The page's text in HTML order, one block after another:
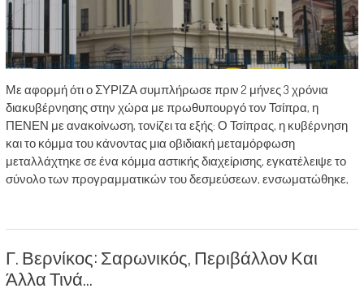
Με αφορμή ότι ο ΣΥΡΙΖΑ συμπλήρωσε πριν 2 μήνες 3 χρόνια
διακυβέρνησης στην χώρα με πρωθυπουργό τον Τσίπρα, η
ΠΕΝΕΝ με ανακοίνωση, τονίζει τα εξής: Ο Τσίπρας, η κυβέρνηση
και το κόμμα του κάνοντας μια οβιδιακή μεταμόρφωση
μεταλλάχτηκε σε ένα κόμμα αστικής διαχείρισης, εγκατέλειψε το
σύνολο των προγραμματικών του δεσμεύσεων, ενσωματώθηκε,
Γ. Βερνίκος: Σαρωνικός, Περιβάλλον Και
Άλλα Τινά…